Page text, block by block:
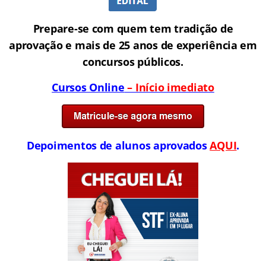
Prepare-se com quem tem tradição de
aprovação e mais de 25 anos de experiência em
concursos públicos.
Cursos Online – Início imediato
Depoimentos de alunos aprovadosAQUI.